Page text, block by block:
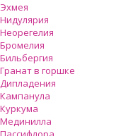
Эхмея
Нидулярия
Неорегелия
Бромелия
Бильбергия
Гранат в горшке
Дипладения
Кампанула
Куркума
Мединилла